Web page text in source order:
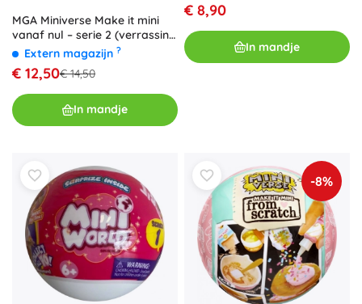
MGA Miniverse Make it mini
vanaf nul – serie 2 (verrassing
in capsule)
Extern magazijn ?
€ 12,50€ 14,50
In mandje
€ 8,90
In mandje
-8%